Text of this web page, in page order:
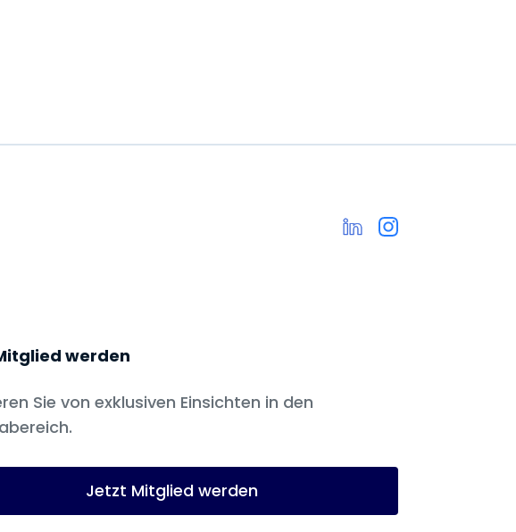
werden
Sie von exklusiven Einsichten in den
Jetzt Mitglied werden